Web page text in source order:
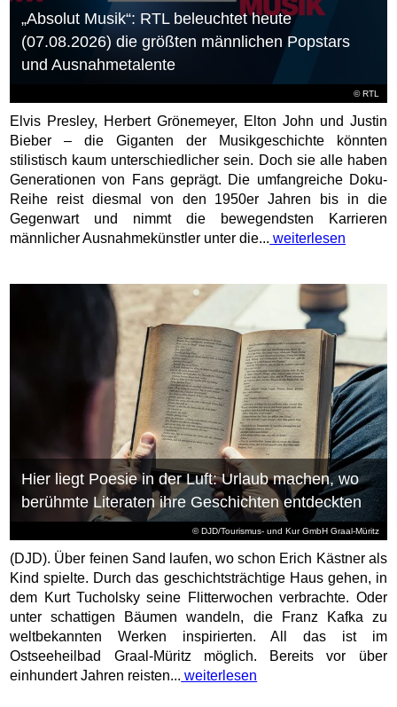
©RTL
„Absolut Musik“: RTL beleuchtet heute
(07.08.2026) die größten männlichen Popstars
und Ausnahmetalente
Elvis Presley, Herbert Grönemeyer, Elton John und Justin
Bieber – die Giganten der Musikgeschichte könnten
stilistisch kaum unterschiedlicher sein. Doch sie alle haben
Generationen von Fans geprägt. Die umfangreiche Doku-
Reihe reist diesmal von den 1950er Jahren bis in die
Gegenwart und nimmt die bewegendsten Karrieren
männlicher Ausnahmekünstler unter die... weiterlesen
© DJD/Tourismus- und Kur GmbH Graal-Müritz
Hier liegt Poesie in der Luft: Urlaub machen, wo
berühmte Literaten ihre Geschichten entdeckten
(DJD). Über feinen Sand laufen, wo schon Erich Kästner als
Kind spielte. Durch das geschichtsträchtige Haus gehen, in
dem Kurt Tucholsky seine Flitterwochen verbrachte. Oder
unter schattigen Bäumen wandeln, die Franz Kafka zu
weltbekannten Werken inspirierten. All das ist im
Ostseeheilbad Graal-Müritz möglich. Bereits vor über
einhundert Jahren reisten... weiterlesen